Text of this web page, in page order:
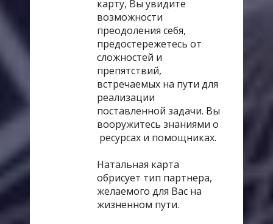
над своей жизнью и реальность
наполняется ЧУДЕСАМИ…, но это
результат духовной и физической
работы над собой.
Хотите прожить дальнейшую жизнь
правильно - нужно составить и
построить натальную карту с
расшифровкой. В наше неспокойное
время она необходима каждому.
карту, Вы увидите
возможности
преодоления себя,
предостережетесь от
сложностей и
препятствий,
встречаемых на пути для
реализации
поставленной задачи. Вы
вооружитесь знаниями о
ресурсах и помощниках.
Натальная карта
обрисует тип партнера,
желаемого для Вас на
жизненном пути.